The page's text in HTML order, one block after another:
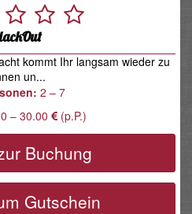
kommt Ihr langsam wieder zu
un...
2 – 7
– 30.00 (p.P.)
Buchung
Gutschein